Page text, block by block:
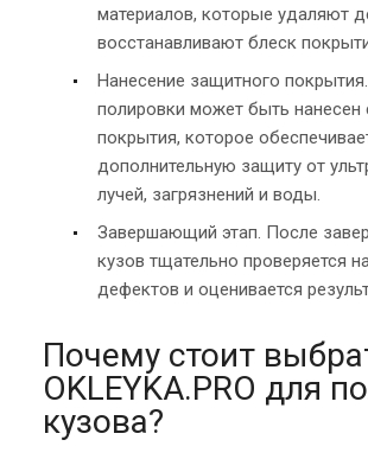
материалов, которые удаляют
восстанавливают блеск
Нанесение защитного
полировки может быть нанесен
покрытия, которое
дополнительную защиту от
лучей, загрязнений и воды.
Завершающий этап. После
кузов тщательно проверяется
дефектов и оценивается
Почему стоит
OKLEYKA.PRO для
кузова?